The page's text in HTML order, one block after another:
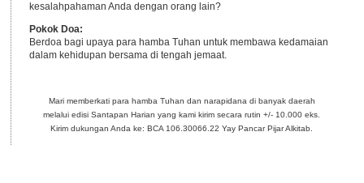
kesalahpahaman Anda dengan orang lain?
Pokok Doa:
Berdoa bagi upaya para hamba Tuhan untuk membawa kedamaian
dalam kehidupan bersama di tengah jemaat.
Mari memberkati para hamba Tuhan dan narapidana di banyak daerah
melalui edisi Santapan Harian yang kami kirim secara rutin +/- 10.000 eks.
Kirim dukungan Anda ke: BCA 106.30066.22 Yay Pancar Pijar Alkitab.